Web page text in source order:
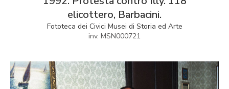
elicottero, Barbacini.
Fototeca dei Civici Musei di Storia ed Arte
inv. MSN000721